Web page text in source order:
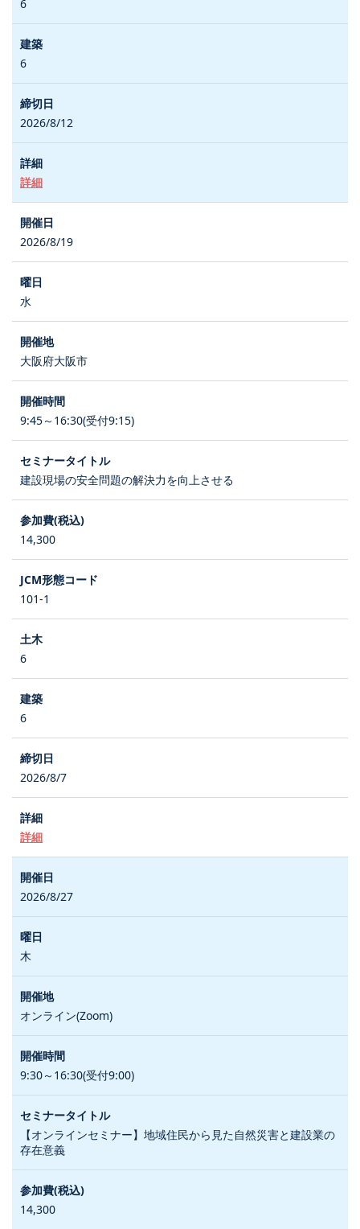
6
6
2026/8/12
詳細
2026/8/19
水
大阪府大阪市
9:45～16:30(受付9:15)
建設現場の安全問題の解決力を向上させる
14,300
101-1
6
6
2026/8/7
詳細
2026/8/27
木
オンライン(Zoom)
9:30～16:30(受付9:00)
【オンラインセミナー】地域住民から見た自然災害と建設業の
存在意義
14,300